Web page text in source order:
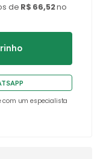
de R$ 66,52no
com um especialista